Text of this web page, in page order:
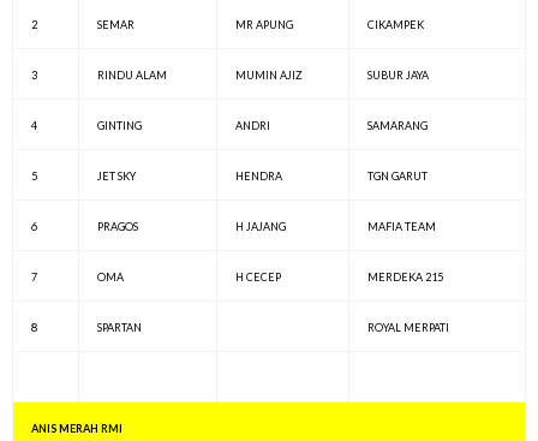
2 SEMAR MR APUNG CIKAMPEK
3 RINDU ALAM MUMIN AJIZ SUBUR JAYA
4 GINTING ANDRI SAMARANG
5 JET SKY HENDRA TGN GARUT
6 PRAGOS H JAJANG MAFIA TEAM
7 OMA H CECEP MERDEKA 215
8 SPARTAN ROYAL MERPATI
ANIS MERAH RMI